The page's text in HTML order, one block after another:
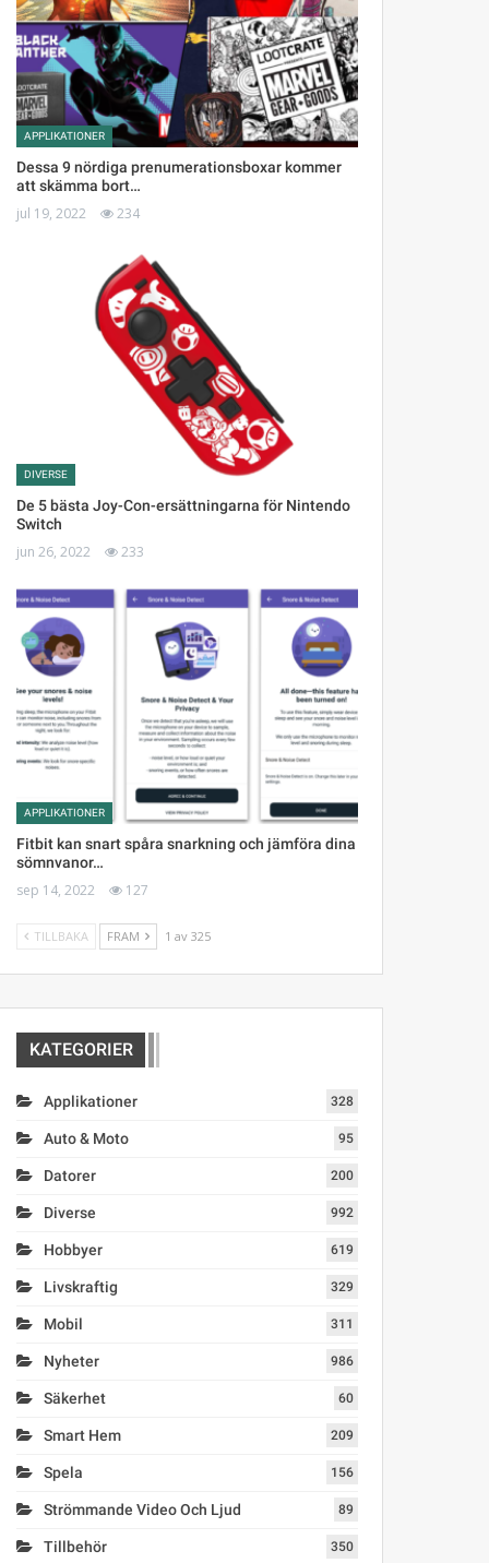
APPLIKATIONER
Dessa 9 nördiga prenumerationsboxar kommer
att skämma bort…
jul 19, 2022 234
DIVERSE
De 5 bästa Joy-Con-ersättningarna för Nintendo
Switch
jun 26, 2022 233
APPLIKATIONER
Fitbit kan snart spåra snarkning och jämföra dina
sömnvanor…
sep 14, 2022 127
TILLBAKA FRAM 1 av 325
KATEGORIER
Applikationer 328
Auto & Moto 95
Datorer 200
Diverse 992
Hobbyer 619
Livskraftig 329
Mobil 311
Nyheter 986
Säkerhet 60
Smart Hem 209
Spela 156
Strömmande Video Och Ljud 89
Tillbehör 350